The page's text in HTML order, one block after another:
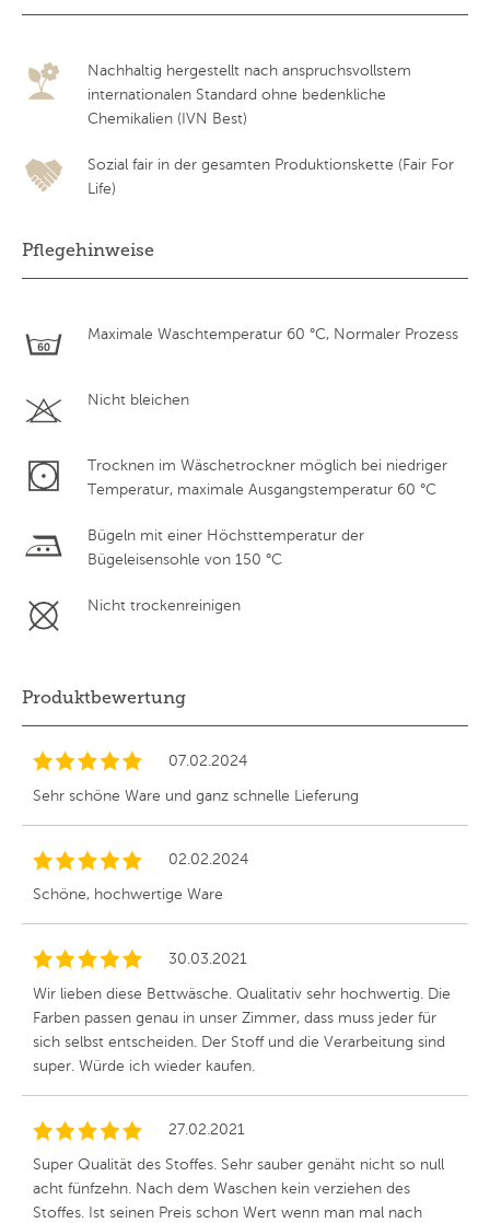
Nachhaltig hergestellt nach anspruchsvollstem
internationalen Standard ohne bedenkliche
Chemikalien (IVN Best)
Sozial fair in der gesamten Produktionskette (Fair For
Life)
Pflegehinweise
Maximale Waschtemperatur 60 °C, Normaler Prozess
Nicht bleichen
Trocknen im Wäschetrockner möglich bei niedriger
Temperatur, maximale Ausgangstemperatur 60 °C
Bügeln mit einer Höchsttemperatur der
Bügeleisensohle von 150 °C
Nicht trockenreinigen
Produktbewertung
07.02.2024
Sehr schöne Ware und ganz schnelle Lieferung
02.02.2024
Schöne, hochwertige Ware
30.03.2021
Wir lieben diese Bettwäsche. Qualitativ sehr hochwertig. Die
Farben passen genau in unser Zimmer, dass muss jeder für
sich selbst entscheiden. Der Stoff und die Verarbeitung sind
super. Würde ich wieder kaufen.
27.02.2021
Super Qualität des Stoffes. Sehr sauber genäht nicht so null
acht fünfzehn. Nach dem Waschen kein verziehen des
Stoffes. Ist seinen Preis schon Wert wenn man mal nach